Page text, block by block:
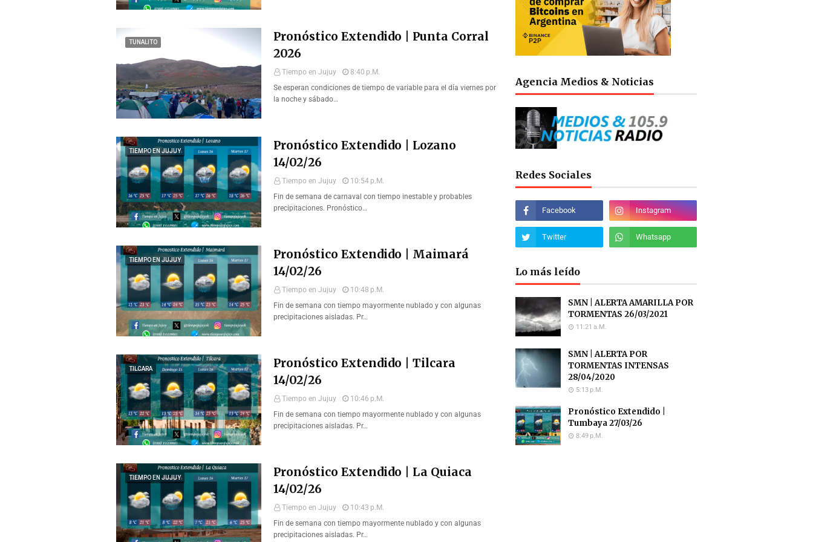
TUNALITO
Pronóstico Extendido | Punta Corral
2026
Tiempo en Jujuy
8:40 P.m.
Se esperan condiciones de tiempo de variable para el día viernes por
la noche y sábado…
TIEMPO EN JUJUY
Pronóstico Extendido | Lozano
14/02/26
Tiempo en Jujuy
10:54 P.m.
Fin de semana de carnaval con tiempo inestable y probables
precipitaciones. Pronóstico…
TIEMPO EN JUJUY
Pronóstico Extendido | Maimará
14/02/26
Tiempo en Jujuy
10:48 P.m.
Fin de semana con tiempo mayormente nublado y con algunas
precipitaciones aisladas. Pr…
TILCARA
Pronóstico Extendido | Tilcara
14/02/26
Tiempo en Jujuy
10:46 P.m.
Fin de semana con tiempo mayormente nublado y con algunas
precipitaciones aisladas. Pr…
TIEMPO EN JUJUY
Pronóstico Extendido | La Quiaca
14/02/26
Tiempo en Jujuy
10:43 P.m.
Fin de semana con tiempo mayormente nublado y con algunas
precipitaciones aisladas. Pr…
Agencia Medios & Noticias
Redes Sociales
Lo más leído
SMN | ALERTA AMARILLA POR
TORMENTAS 26/03/2021
11:21 A.m.
SMN | ALERTA POR
TORMENTAS INTENSAS
28/04/2020
5:13 P.m.
Pronóstico Extendido |
Tumbaya 27/03/26
8:49 P.m.